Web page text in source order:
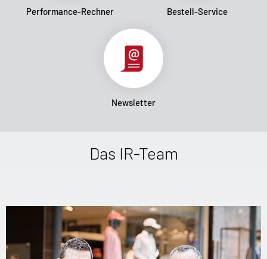
Performance-Rechner Bestell-Service
Newsletter
Das IR-Team